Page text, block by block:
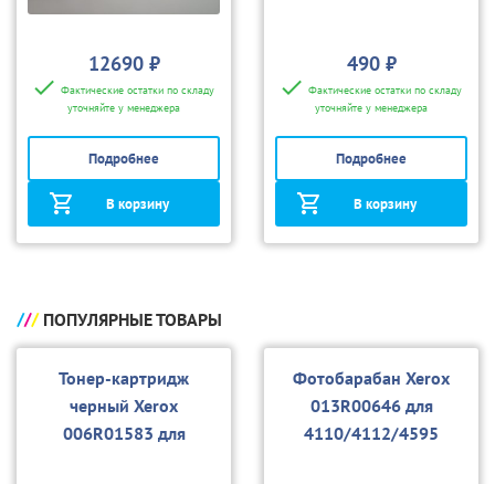
12690 ₽
Фактические остатки по складу
уточняйте у менеджера
Подробнее
В корзину
490 ₽
Фактические остатки по складу
уточняйте у менеджера
Подробнее
В корзину
ПОПУЛЯРНЫЕ ТОВАРЫ
Тонер-картридж
черный Xerox
006R01583 для
Фотобарабан Xerox
013R00646 для
4110/4112/4595